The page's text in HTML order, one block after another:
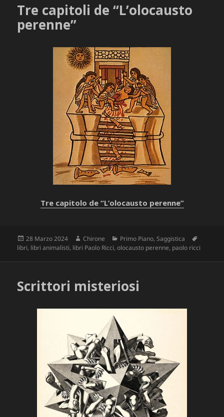
Tre capitoli de “L’olocausto
perenne”
Tre capitolo de “L’olocausto perenne”
Scritto
il
28 Marzo 2024 Autore
Chirone Categorie
Primo Piano,Saggistica
libri, libri animalisti, libri Paolo Ricci,olocausto perenne, paolo ricci
Scrittori misteriosi